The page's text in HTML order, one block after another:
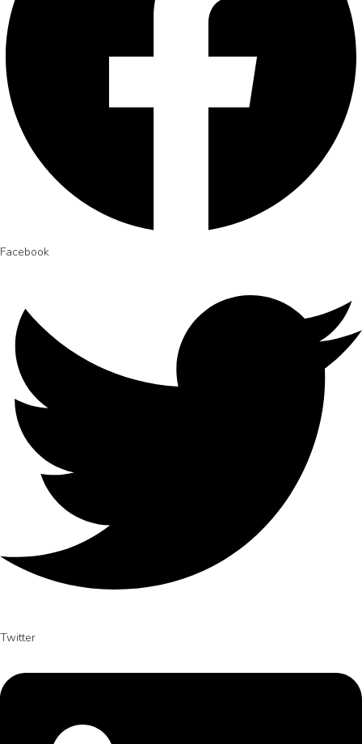
Facebook
Twitter